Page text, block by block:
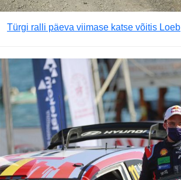
Türgi ralli päeva viimase katse võitis Loeb